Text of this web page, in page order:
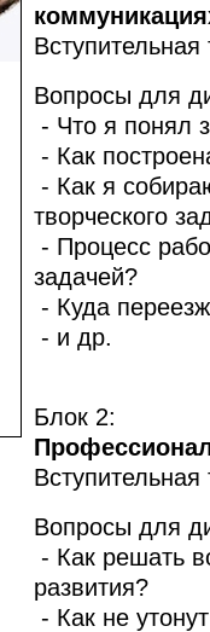
Вопросы для
- Что я понял
- Как
- Как я
творческого
- Процесс
задачей?
- Куда
- и др.
Блок 2:
Вопросы для
- Как решать
развития?
- Как не